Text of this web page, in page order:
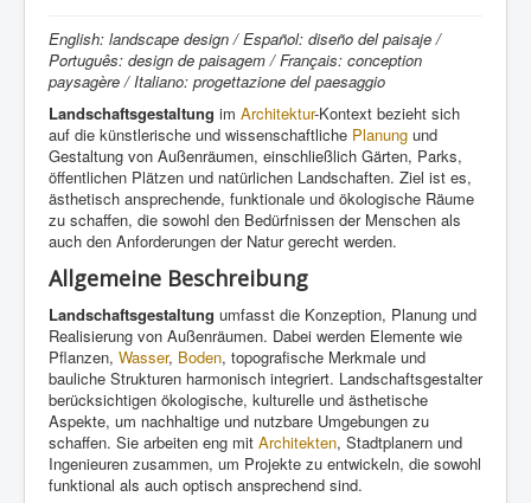
English: landscape design / Español: diseño del paisaje /
Português: design de paisagem / Français: conception
paysagère / Italiano: progettazione del paesaggio
Landschaftsgestaltung im Architektur-Kontext bezieht sich
auf die künstlerische und wissenschaftliche Planung und
Gestaltung von Außenräumen, einschließlich Gärten, Parks,
öffentlichen Plätzen und natürlichen Landschaften. Ziel ist es,
ästhetisch ansprechende, funktionale und ökologische Räume
zu schaffen, die sowohl den Bedürfnissen der Menschen als
auch den Anforderungen der Natur gerecht werden.
Allgemeine Beschreibung
Landschaftsgestaltung umfasst die Konzeption, Planung und
Realisierung von Außenräumen. Dabei werden Elemente wie
Pflanzen, Wasser, Boden, topografische Merkmale und
bauliche Strukturen harmonisch integriert. Landschaftsgestalter
berücksichtigen ökologische, kulturelle und ästhetische
Aspekte, um nachhaltige und nutzbare Umgebungen zu
schaffen. Sie arbeiten eng mit Architekten, Stadtplanern und
Ingenieuren zusammen, um Projekte zu entwickeln, die sowohl
funktional als auch optisch ansprechend sind.